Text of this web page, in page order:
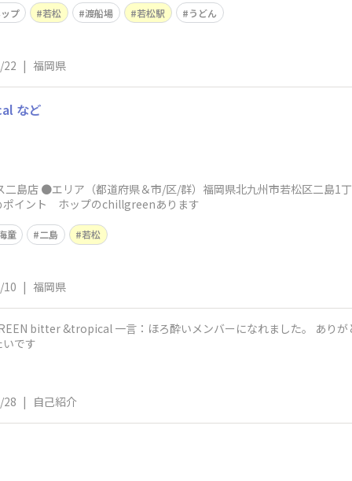
プ 若松 渡船場 若松駅 うどん
22 | 福岡県
など
二島店 ●エリア（都道府県＆市/区/群）福岡県北九州市若松区二島
ポイント ホップのchillgreenあります
童 二島 若松
10 | 福岡県
bitter &tropical 一言：ほろ酔いメンバーになれました。 あり
です
28 | 自己紹介